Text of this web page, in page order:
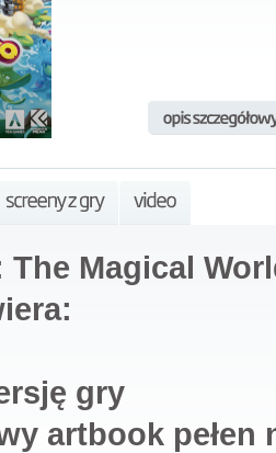
Magical
gry
artbook